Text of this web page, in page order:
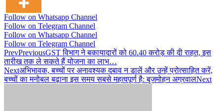
Follow on Whatsapp Channel
Follow on Telegram Channel
Follow on Whatsapp Channel
Follow on Telegram Channel
PrevPreviousGST विभाग ने बकायादारों को 60.40 करोड़ की दी राहत, इस
तारीख तक ले सकते हैं योजना का लाभ…
Nextअभिभावक, बच्चों पर अनावश्यक दबाव न डालें और उन्हें प्रोत्साहित करें,
बच्चों का मनोबल बढ़ाना इस समय सबसे महत्वपूर्ण है: बृजमोहन अग्रवालNext